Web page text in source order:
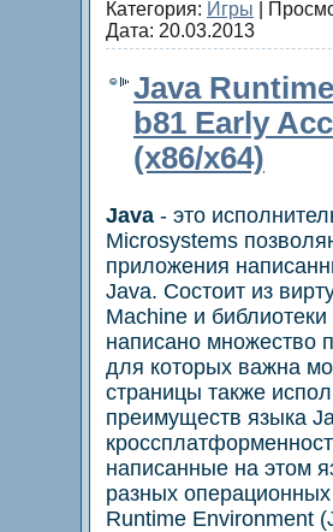
Категория: Игры |
Дата: 20.03.2013
Java
b81 Early
(x86/x64)
Java - это
Microsystems
приложения
Java. Состоит из
Machine и
написано множество
для которых важна
страницы также
преимуществ языка
написанные на этом
разных
Runtime Environment